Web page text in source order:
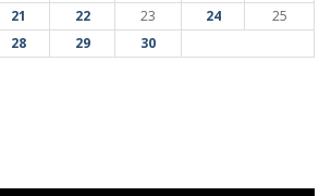
21 22 23 24
25
28 29 30